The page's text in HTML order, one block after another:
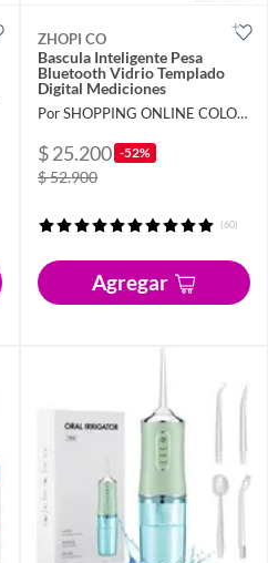
ZHOPI CO
Bascula Inteligente Pesa
Bluetooth Vidrio Templado
Digital Mediciones
Por SHOPPING ONLINE COLOMBIA SAS
$ 25.200 -52%
$ 52.900
(60)
Agregar